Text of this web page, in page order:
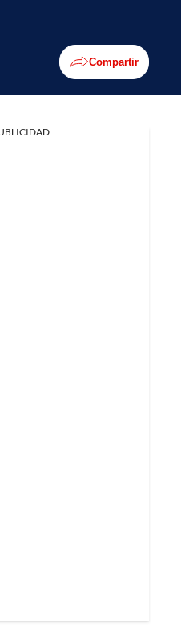
Compartir